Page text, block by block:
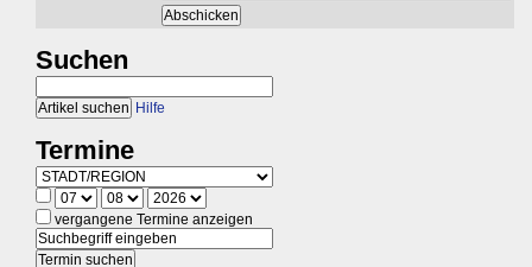
Suchen
Hilfe
Termine
vergangene Termine anzeigen